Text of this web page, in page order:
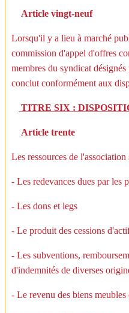
Article vingt-neuf
Lorsqu'il y a lieu à marché
commission d'appel d'offres
membres du syndicat
conclut conformément aux
TITRE SIX :
Article trente
Les ressources de
- Les redevances dues par les
- Les dons et legs
- Le produit des cessions
- Les subventions,
d'indemnités de diverses
- Le revenu des biens